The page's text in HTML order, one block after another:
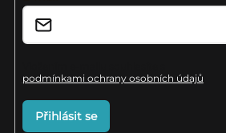
podmínkami ochrany osobních údajů
Přihlásit se